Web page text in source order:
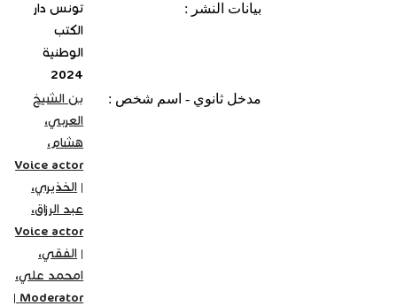
بيانات النشر :
تونس دار
الكتب
الوطنية
2024
مدخل ثانوي - اسم شخص :
بن الشيخ
العربي،
هشام،
Voice actor
| الخذيري،
عبد الرزاق،
Voice actor
| الفقي،
امحمد علي،
Moderator
|